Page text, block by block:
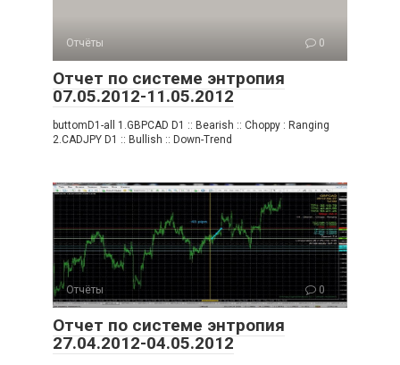
Отчёты 0
Отчет по системе энтропия
07.05.2012-11.05.2012
buttomD1-all 1.GBPCAD D1 :: Bearish :: Choppy : Ranging
2.CADJPY D1 :: Bullish :: Down-Trend
Отчёты 0
Отчет по системе энтропия
27.04.2012-04.05.2012